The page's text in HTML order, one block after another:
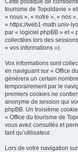
Cette politique de
tourisme de Topoldavie »
« nous », « notre », « nos
« https://web1-math.univ-
par « logiciel phpBB » et «
collectées lors des
« vos informations »).
Vos informations sont
en naviguant sur « Office
génèrera un certain
temporairement par le
premiers cookies ne
anonyme de session qui
phpBB. Un troisième
« Office du tourisme de
vous avez consultés et
tant qu’utilisateur.
Lors de votre navigation